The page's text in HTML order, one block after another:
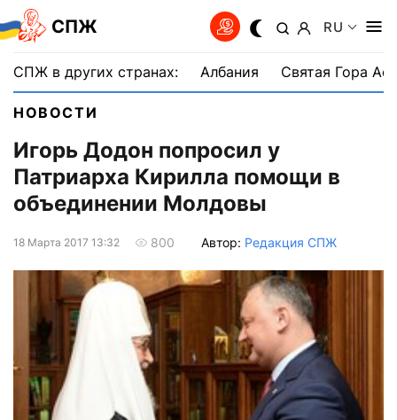
СПЖ RU
СПЖ в других странах: Албания Святая Гора
НОВОСТИ
Игорь Додон попросил у
Патриарха Кирилла помощи в
объединении Молдовы
18 Марта 2017 13:32 800 Автор: Редакция СПЖ